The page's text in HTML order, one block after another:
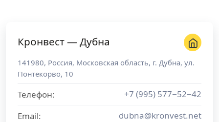
Кронвест — Дубна
141980, Россия, Московская область, г. Дубна, ул.
Понтекорво, 10
Телефон:
+7 (995) 577−52−42
Email:
dubna@kronvest.net